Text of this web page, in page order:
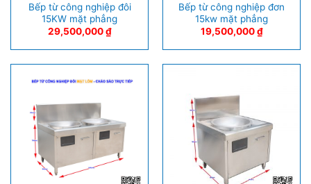
Bếp từ công nghiệp đôi
15KW mặt phẳng
29,500,000₫
Bếp từ công nghiệp đơn
15kw mặt phẳng
19,500,000₫